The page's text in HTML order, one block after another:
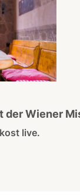
der Wiener
live.